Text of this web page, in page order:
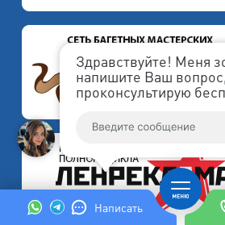
Написать
Здравствуйте! Меня
напишите Ваш
проконсультирую